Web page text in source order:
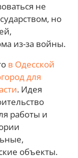
не
но
из-за войны.
в Одесской
для
. Идея
работы и
объекты.